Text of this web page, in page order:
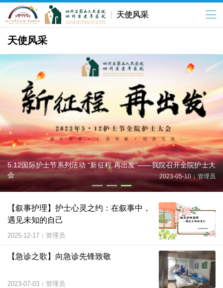
天使风采
天使风采
5.12国际护士节系列活动 “新征程.再出发”——我院召开全院护士大
会
2023-05-10 | 管理员
【叙事护理】护士心灵之约：在叙事中，
遇见未知的自己
2025-12-17 | 管理员
【急诊之歌】向急诊先锋致敬
2023-07-03 | 管理员